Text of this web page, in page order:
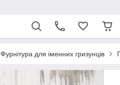
Фурнітура для іменних гризунців